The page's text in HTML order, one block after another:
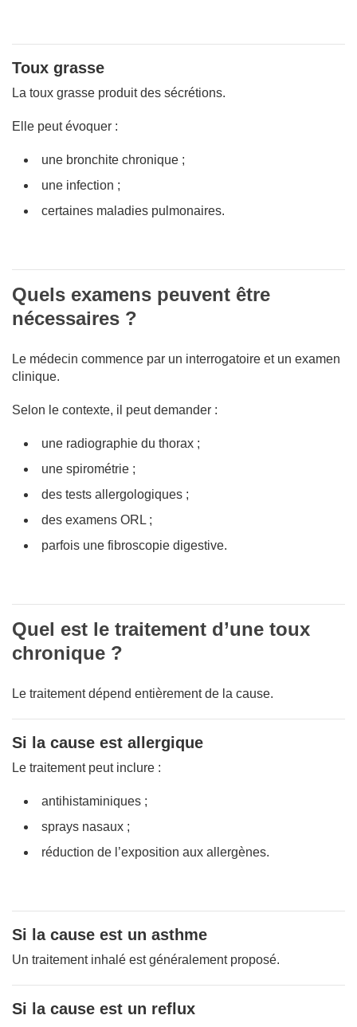
Toux grasse
La toux grasse produit des sécrétions.
Elle peut évoquer :
une bronchite chronique ;
une infection ;
certaines maladies pulmonaires.
Quels examens peuvent être
nécessaires ?
Le médecin commence par un interrogatoire et un examen
clinique.
Selon le contexte, il peut demander :
une radiographie du thorax ;
une spirométrie ;
des tests allergologiques ;
des examens ORL ;
parfois une fibroscopie digestive.
Quel est le traitement d’une toux
chronique ?
Le traitement dépend entièrement de la cause.
Si la cause est allergique
Le traitement peut inclure :
antihistaminiques ;
sprays nasaux ;
réduction de l’exposition aux allergènes.
Si la cause est un asthme
Un traitement inhalé est généralement proposé.
Si la cause est un reflux